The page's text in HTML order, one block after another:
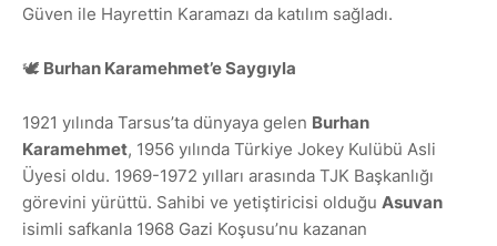
Güven ile Hayrettin Karamazı da katılım sağladı.
🕊️ Burhan Karamehmet’e Saygıyla
1921 yılında Tarsus’ta dünyaya gelen Burhan
Karamehmet, 1956 yılında Türkiye Jokey Kulübü Asli
Üyesi oldu. 1969-1972 yılları arasında TJK Başkanlığı
görevini yürüttü. Sahibi ve yetiştiricisi olduğu Asuvan
isimli safkanla 1968 Gazi Koşusu’nu kazanan